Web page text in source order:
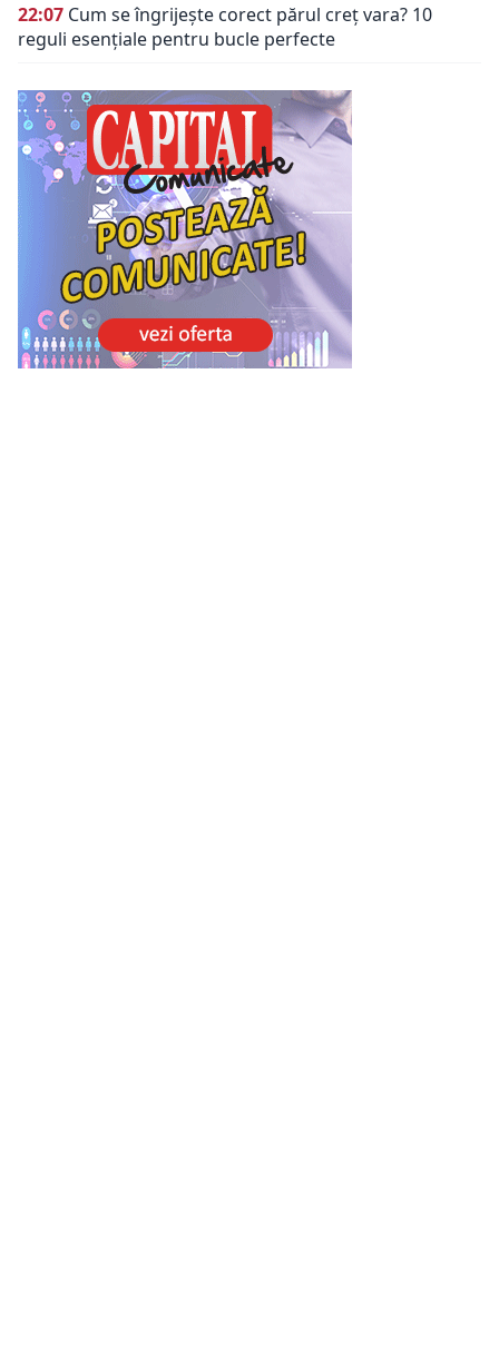
22:07 Cum se îngrijește corect părul creț vara? 10
reguli esențiale pentru bucle perfecte